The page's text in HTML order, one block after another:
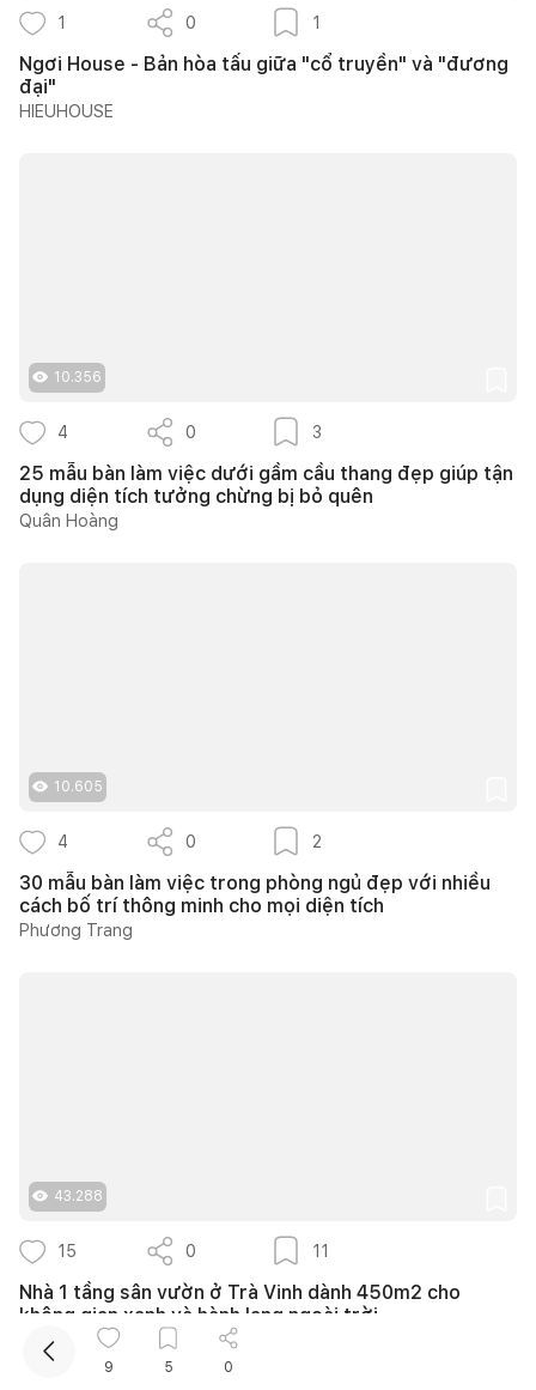
1 0 1
Ngơi House - Bản hòa tấu giữa "cổ truyền" và "đương
đại"
HIEUHOUSE
10.356
4 0 3
25 mẫu bàn làm việc dưới gầm cầu thang đẹp giúp tận
dụng diện tích tưởng chừng bị bỏ quên
Quân Hoàng
10.605
4 0 2
30 mẫu bàn làm việc trong phòng ngủ đẹp với nhiều
cách bố trí thông minh cho mọi diện tích
Phương Trang
43.288
15 0 11
Nhà 1 tầng sân vườn ở Trà Vinh dành 450m2 cho
không gian xanh và hành lang ngoài trời
Minh Tú
9 5 0